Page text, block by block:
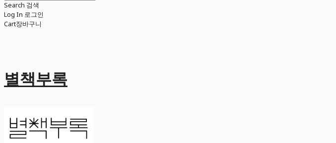
Search 검색
Log In 로그인
Cart장바구니
별책부록